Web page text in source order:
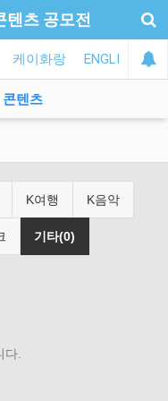
텐츠 공모전
케이화랑 ENGLISH
텐츠
K여행 K음악
기타(0)
다.